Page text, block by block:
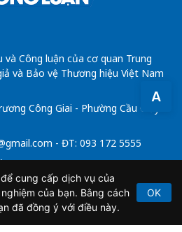
A
Công luận của cơ quan Trung
và Bảo vệ Thương hiệu Việt Nam
Công Giai - Phường Cầu Giấy -
- ĐT: 093 172 5555
điện tử số 64/GP-BTTTT do Bộ
ngày 21/2/2020.
cung cấp dịch vụ của
của bạn. Bằng cách
đã đồng ý với điều này.
OK